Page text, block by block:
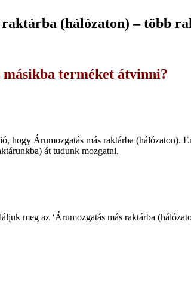
(hálózaton) – több
terméket átvinni?
hogy Árumozgatás más raktárba
át tudunk mozgatni.
meg az ‘Árumozgatás más raktárba